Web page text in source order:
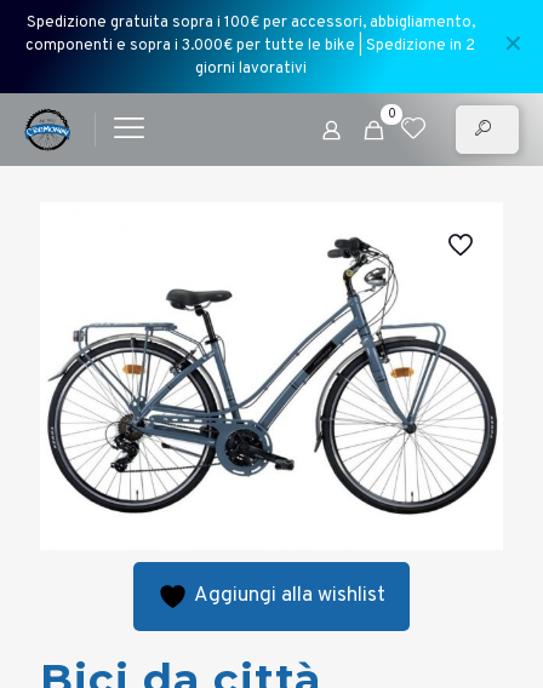
Spedizione gratuita sopra i 100€ per accessori, abbigliamento,
componenti e sopra i 3.000€ per tutte le bike | Spedizione in 2
giorni lavorativi
✕
0
Aggiungi alla wishlist